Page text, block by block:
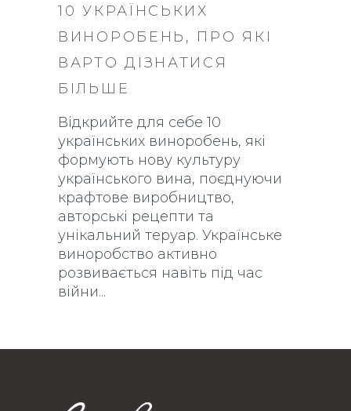
10 УКРАЇНСЬКИХ
ВИНОРОБЕНЬ, ПРО ЯКІ
ВАРТО ДІЗНАТИСЯ
БІЛЬШЕ
Відкрийте для себе 10
українських виноробень, які
формують нову культуру
українського вина, поєднуючи
крафтове виробництво,
авторські рецепти та
унікальний теруар. Українське
виноробство активно
розвивається навіть під час
війни